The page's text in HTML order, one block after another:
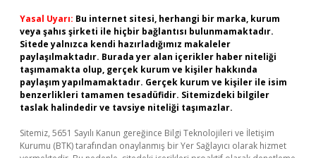
Yasal Uyarı: Bu internet sitesi, herhangi bir marka, kurum
veya şahıs şirketi ile hiçbir bağlantısı bulunmamaktadır.
Sitede yalnızca kendi hazırladığımız makaleler
paylaşılmaktadır. Burada yer alan içerikler haber niteliği
taşımamakta olup, gerçek kurum ve kişiler hakkında
paylaşım yapılmamaktadır. Gerçek kurum ve kişiler ile isim
benzerlikleri tamamen tesadüfidir. Sitemizdeki bilgiler
taslak halindedir ve tavsiye niteliği taşımazlar.
Sitemiz, 5651 Sayılı Kanun gereğince Bilgi Teknolojileri ve İletişim
Kurumu (BTK) tarafından onaylanmış bir Yer Sağlayıcı olarak hizmet